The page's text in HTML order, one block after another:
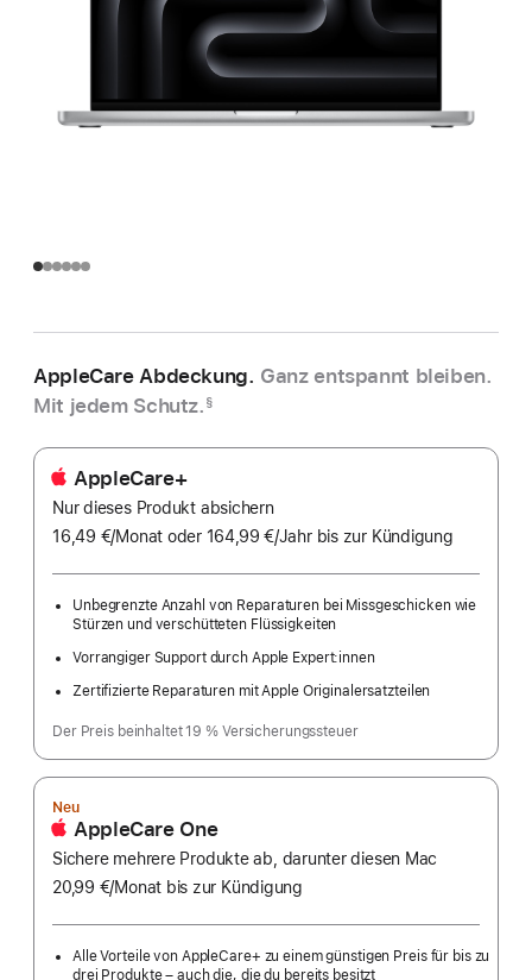
AppleCare Abdeckung. Ganz entspannt bleiben.
Mit jedem Schutz. §
AppleCare+
Nur dieses Produkt absichern
16,49 €/Monat pro
oder 164,99 €/Jahr Pro
bis zur Kündigung
Unbegrenzte Anzahl von Reparaturen bei Missgeschicken wie
Stürzen und verschütteten Flüssigkeiten
Vorrangiger Support durch Apple Expert:innen
Zertifizierte Reparaturen mit Apple Originalersatzteilen
Der Preis beinhaltet 19 % Versicherungssteuer
Neu
AppleCare One
Sichere mehrere Produkte ab, darunter diesen Mac
20,99 €/Monat pro
bis zur Kündigung
Alle Vorteile von AppleCare+ zu einem günstigen Preis für bis zu
drei Produkte – auch die, die du bereits besitzt